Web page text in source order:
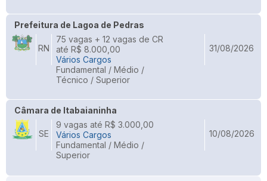
Prefeitura de Lagoa de Pedras
RN
75 vagas + 12 vagas de CR
até R$ 8.000,00
Vários Cargos
Fundamental / Médio /
Técnico / Superior
31/08/2026
Câmara de Itabaianinha
SE
9 vagas até R$ 3.000,00
Vários Cargos
Fundamental / Médio /
Superior
10/08/2026